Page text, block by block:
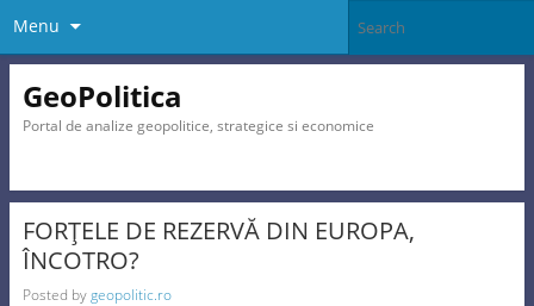
Menu
GeoPolitica
Portal de analize geopolitice, strategice si economice
FORŢELE DE REZERVĂ DIN EUROPA,
ÎNCOTRO?
Posted bygeopolitic.ro